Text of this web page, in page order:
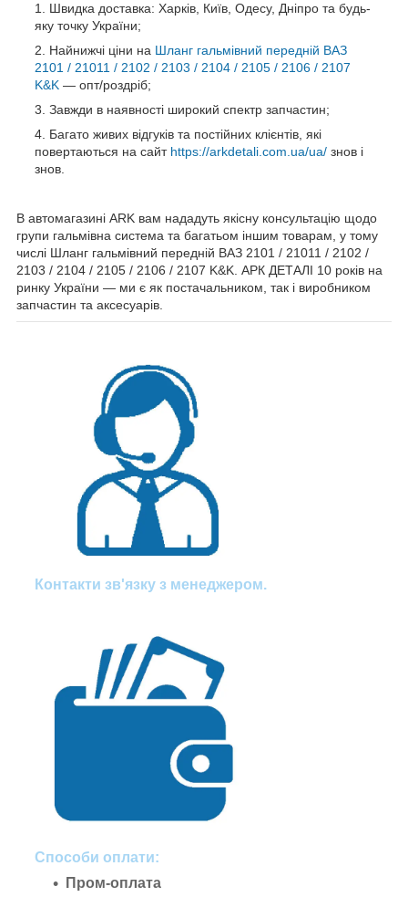
Швидка доставка: Харків, Київ, Одесу, Дніпро та будь-
яку точку України;
Найнижчі ціни на Шланг гальмівний передній ВАЗ
2101 / 21011 / 2102 / 2103 / 2104 / 2105 / 2106 / 2107
K&K — опт/роздріб;
Завжди в наявності широкий спектр запчастин;
Багато живих відгуків та постійних клієнтів, які
повертаються на сайт https://arkdetali.com.ua/ua/ знов і
знов.
В автомагазині ARK вам нададуть якісну консультацію щодо
групи гальмівна система та багатьом іншим товарам, у тому
числі Шланг гальмівний передній ВАЗ 2101 / 21011 / 2102 /
2103 / 2104 / 2105 / 2106 / 2107 K&K. АРК ДЕТАЛІ 10 років на
ринку України — ми є як постачальником, так і виробником
запчастин та аксесуарів.
Контакти зв'язку з менеджером.
Способи оплати:
Пром-оплата